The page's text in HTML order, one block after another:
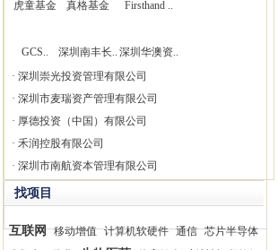
虎童基金 真格基金 Firsthand ..
GCS.. 深圳南丰长.. 深圳华澳资..
· 深圳崇光投资管理有限公司
· 深圳市麦瑞资产管理有限公司
· 厚德投资（中国）有限公司
· 禾润控股有限公司
· 深圳市南航资本管理有限公司
找项目
互联网 移动增值 计算机软硬件 通信 芯片半导体